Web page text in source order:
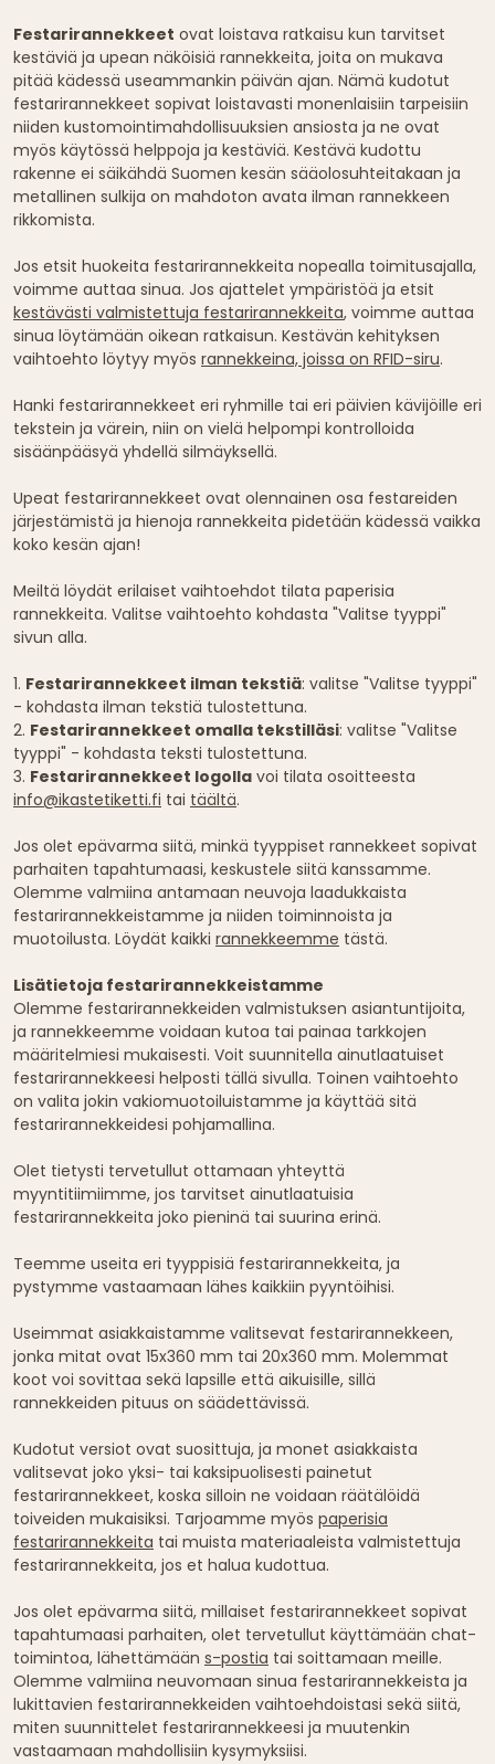
Festarirannekkeet ovat loistava ratkaisu kun tarvitset
kestäviä ja upean näköisiä rannekkeita, joita on mukava
pitää kädessä useammankin päivän ajan. Nämä kudotut
festarirannekkeet sopivat loistavasti monenlaisiin tarpeisiin
niiden kustomointimahdollisuuksien ansiosta ja ne ovat
myös käytössä helppoja ja kestäviä. Kestävä kudottu
rakenne ei säikähdä Suomen kesän sääolosuhteitakaan ja
metallinen sulkija on mahdoton avata ilman rannekkeen
rikkomista.
Jos etsit huokeita festarirannekkeita nopealla toimitusajalla,
voimme auttaa sinua. Jos ajattelet ympäristöä ja etsit
kestävästi valmistettuja festarirannekkeita, voimme auttaa
sinua löytämään oikean ratkaisun. Kestävän kehityksen
vaihtoehto löytyy myös rannekkeina, joissa on RFID-siru.
Hanki festarirannekkeet eri ryhmille tai eri päivien kävijöille eri
tekstein ja värein, niin on vielä helpompi kontrolloida
sisäänpääsyä yhdellä silmäyksellä.
Upeat festarirannekkeet ovat olennainen osa festareiden
järjestämistä ja hienoja rannekkeita pidetään kädessä vaikka
koko kesän ajan!
Meiltä löydät erilaiset vaihtoehdot tilata paperisia
rannekkeita. Valitse vaihtoehto kohdasta "Valitse tyyppi"
sivun alla.
1. Festarirannekkeet ilman tekstiä: valitse "Valitse tyyppi"
- kohdasta ilman tekstiä tulostettuna.
2. Festarirannekkeet omalla tekstilläsi: valitse "Valitse
tyyppi" - kohdasta teksti tulostettuna.
3. Festarirannekkeet logolla voi tilata osoitteesta
info@ikastetiketti.fi tai täältä.
Jos olet epävarma siitä, minkä tyyppiset rannekkeet sopivat
parhaiten tapahtumaasi, keskustele siitä kanssamme.
Olemme valmiina antamaan neuvoja laadukkaista
festarirannekkeistamme ja niiden toiminnoista ja
muotoilusta. Löydät kaikki rannekkeemme tästä.
Lisätietoja festarirannekkeistamme
Olemme festarirannekkeiden valmistuksen asiantuntijoita,
ja rannekkeemme voidaan kutoa tai painaa tarkkojen
määritelmiesi mukaisesti. Voit suunnitella ainutlaatuiset
festarirannekkeesi helposti tällä sivulla. Toinen vaihtoehto
on valita jokin vakiomuotoiluistamme ja käyttää sitä
festarirannekkeidesi pohjamallina.
Olet tietysti tervetullut ottamaan yhteyttä
myyntitiimiimme, jos tarvitset ainutlaatuisia
festarirannekkeita joko pieninä tai suurina erinä.
Teemme useita eri tyyppisiä festarirannekkeita, ja
pystymme vastaamaan lähes kaikkiin pyyntöihisi.
Useimmat asiakkaistamme valitsevat festarirannekkeen,
jonka mitat ovat 15x360 mm tai 20x360 mm. Molemmat
koot voi sovittaa sekä lapsille että aikuisille, sillä
rannekkeiden pituus on säädettävissä.
Kudotut versiot ovat suosittuja, ja monet asiakkaista
valitsevat joko yksi- tai kaksipuolisesti painetut
festarirannekkeet, koska silloin ne voidaan räätälöidä
toiveiden mukaisiksi. Tarjoamme myös paperisia
festarirannekkeita tai muista materiaaleista valmistettuja
festarirannekkeita, jos et halua kudottua.
Jos olet epävarma siitä, millaiset festarirannekkeet sopivat
tapahtumaasi parhaiten, olet tervetullut käyttämään chat-
toimintoa, lähettämään s-postia tai soittamaan meille.
Olemme valmiina neuvomaan sinua festarirannekkeista ja
lukittavien festarirannekkeiden vaihtoehdoistasi sekä siitä,
miten suunnittelet festarirannekkeesi ja muutenkin
vastaamaan mahdollisiin kysymyksiisi.